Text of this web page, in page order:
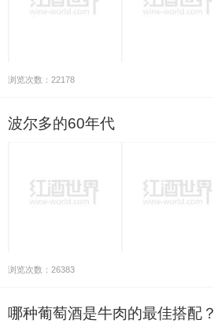
浏览次数：22178
波尔多的60年代
浏览次数：26383
哪种葡萄酒是牛肉的最佳搭配？